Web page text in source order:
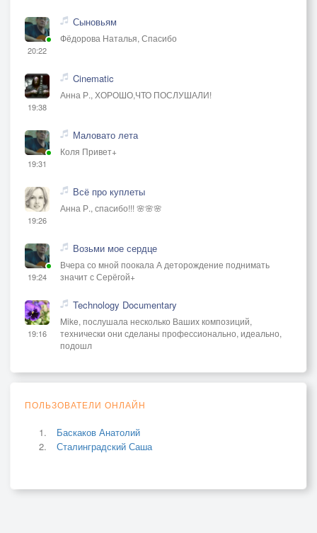
20:22
Сыновьям
Фёдорова Наталья, Спасибо
19:38
Cinematic
Анна Р., ХОРОШО,ЧТО ПОСЛУШАЛИ!
19:31
Маловато лета
Коля Привет+
19:26
Всё про куплеты
Анна Р., спасибо!!! 🌸🌸🌸
19:24
Возьми мое сердце
Вчера со мной поокала А деторождение поднимать
значит с Серёгой+
19:16
Technology Documentary
Mike, послушала несколько Ваших композиций,
технически они сделаны профессионально, идеально,
подошл
ПОЛЬЗОВАТЕЛИ ОНЛАЙН
Баскаков Анатолий
Сталинградский Саша